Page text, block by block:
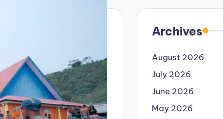
Archives
August 2026
July 2026
June 2026
May 2026